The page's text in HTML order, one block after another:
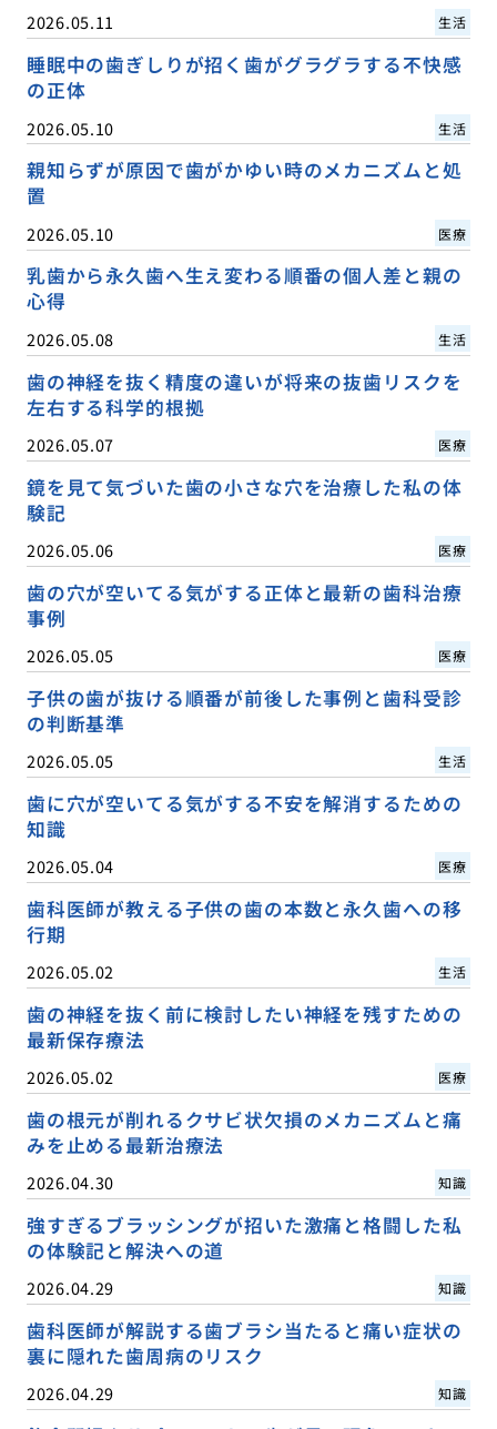
2026.05.11 生活
睡眠中の歯ぎしりが招く歯がグラグラする不快感
の正体
2026.05.10 生活
親知らずが原因で歯がかゆい時のメカニズムと処
置
2026.05.10 医療
乳歯から永久歯へ生え変わる順番の個人差と親の
心得
2026.05.08 生活
歯の神経を抜く精度の違いが将来の抜歯リスクを
左右する科学的根拠
2026.05.07 医療
鏡を見て気づいた歯の小さな穴を治療した私の体
験記
2026.05.06 医療
歯の穴が空いてる気がする正体と最新の歯科治療
事例
2026.05.05 医療
子供の歯が抜ける順番が前後した事例と歯科受診
の判断基準
2026.05.05 生活
歯に穴が空いてる気がする不安を解消するための
知識
2026.05.04 医療
歯科医師が教える子供の歯の本数と永久歯への移
行期
2026.05.02 生活
歯の神経を抜く前に検討したい神経を残すための
最新保存療法
2026.05.02 医療
歯の根元が削れるクサビ状欠損のメカニズムと痛
みを止める最新治療法
2026.04.30 知識
強すぎるブラッシングが招いた激痛と格闘した私
の体験記と解決への道
2026.04.29 知識
歯科医師が解説する歯ブラシ当たると痛い症状の
裏に隠れた歯周病のリスク
2026.04.29 知識